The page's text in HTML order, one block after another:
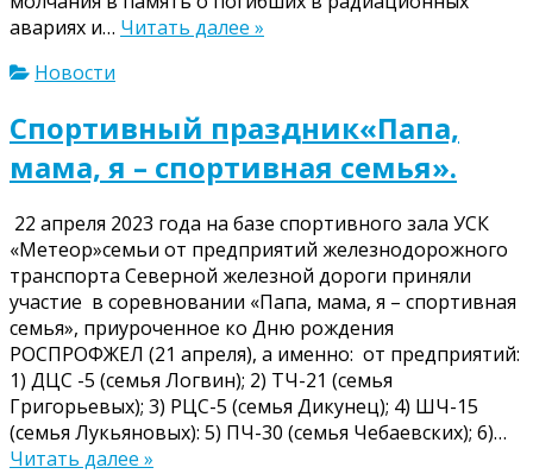
авариях и… Читать далее »
Новости
Спортивный праздник«Папа,
мама, я – спортивная семья».
22 апреля 2023 года на базе спортивного зала УСК
«Метеор»семьи от предприятий железнодорожного
транспорта Северной железной дороги приняли
участие в соревновании «Папа, мама, я – спортивная
семья», приуроченное ко Дню рождения
РОСПРОФЖЕЛ (21 апреля), а именно: от предприятий:
1) ДЦС -5 (семья Логвин); 2) ТЧ-21 (семья
Григорьевых); 3) РЦС-5 (семья Дикунец); 4) ШЧ-15
(семья Лукьяновых): 5) ПЧ-30 (семья Чебаевских); 6)…
Читать далее »